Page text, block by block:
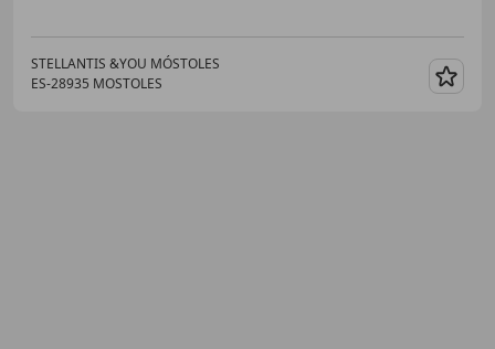
STELLANTIS &YOU MÓSTOLES
ES-28935 MOSTOLES